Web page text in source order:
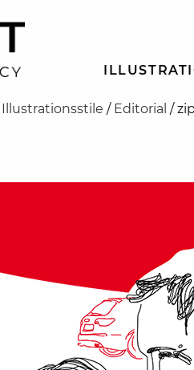
Illustrationsstile / Editorial /